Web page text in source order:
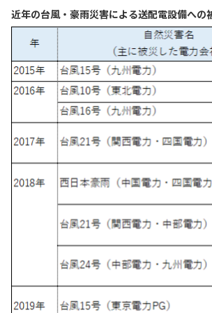
近年の台風・豪雨災害による送配電設備への